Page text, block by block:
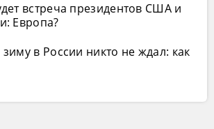
встреча президентов США и
Европа?
в России никто не ждал: как